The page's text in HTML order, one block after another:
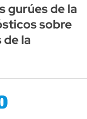
gurúes de la
sobre
de la